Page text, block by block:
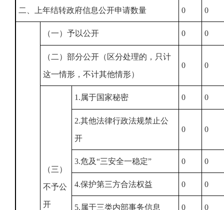
二、上年结转政府信息公开申请数量 0 0
（一）予以公开 0 0
（二）部分公开（区分处理的，只计
这一情形，不计其他情形）
0 0
（三）
不予公
开
1.属于国家秘密 0 0
2.其他法律行政法规禁止公
开
0 0
3.危及“三安全一稳定” 0 0
4.保护第三方合法权益 0 0
5.属于三类内部事务信息 0 0